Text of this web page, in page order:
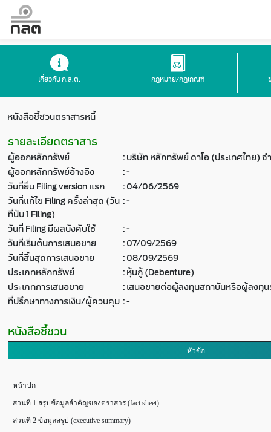
เกี่ยวกับ ก.ล.ต. กฎหมาย/กฎเกณฑ์
หนังสือชี้ชวนตราสารหนี้
รายละเอียดตราสาร
ผู้ออกหลักทรัพย์ :บริษัท หลักทรัพย์ ดาโอ (ประเทศไทย)
ผู้ออกหลักทรัพย์อ้างอิง
:-
วันที่ยื่น Filing version แรก
:04/06/2569
วันที่แก้ไข Filing ครั้งล่าสุด (วัน
ที่นับ 1 Filing)
:-
วันที่ Filing มีผลบังคับใช้
:-
วันที่เริ่มต้นการเสนอขาย
:07/09/2569
วันที่สิ้นสุดการเสนอขาย
:08/09/2569
ประเภทหลักทรัพย์
:หุ้นกู้ (Debenture)
ประเภทการเสนอขาย
:เสนอขายต่อผู้ลงทุนสถาบันหรือผู้ลงทุ
ที่ปรึกษาทางการเงิน/ผู้ควบคุม :-
หนังสือชี้ชวน
หัวข้อ
หน้าปก
ส่วนที่ 1 สรุปข้อมูลสำคัญของตราสาร (fact sheet)
ส่วนที่ 2 ข้อมูลสรุป (executive summary)